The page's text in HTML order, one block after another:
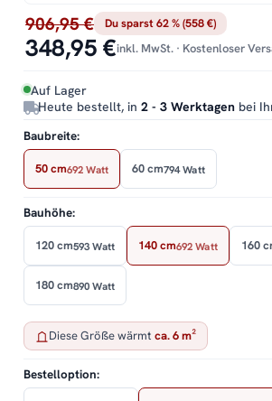
906,95 € Du sparst 62 % (558 €)
348,95 €inkl. MwSt. · Kostenloser
Auf Lager
Heute bestellt, in 2 - 3 Werktagen bei
Baubreite:
50 cm692 Watt 60 cm794 Watt
Bauhöhe:
120 cm593 Watt 140 cm692 Watt 160
180 cm890 Watt
Diese Größe wärmt ca. 6 m²
Bestelloption: